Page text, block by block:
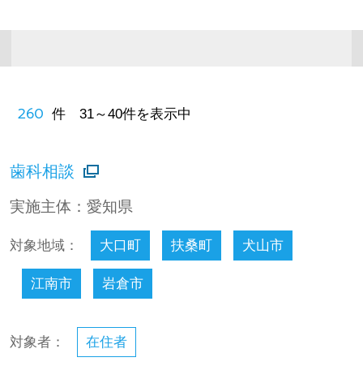
260 件 31～40件を表示中
歯科相談
実施主体：愛知県
対象地域： 大口町 扶桑町 犬山市
江南市 岩倉市
対象者： 在住者